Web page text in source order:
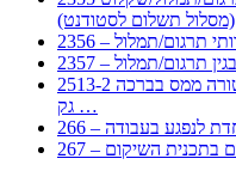
(מסלול תשלום לסטודנט)
תרגום/תמלול
בגין תרגום/תמלול
2513-2 טופס חדש הצהרה על העברה לחול הפטורה ממס בברכה
גק …
לנפגע בעבודה
בתכנית השיקום